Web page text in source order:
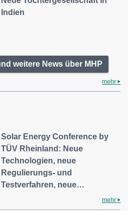
Indien
weitere News über MHP
mehr
Solar Energy Conference by
TÜV Rheinland: Neue
Technologien, neue
Regulierungs- und
Testverfahren, neue…
mehr